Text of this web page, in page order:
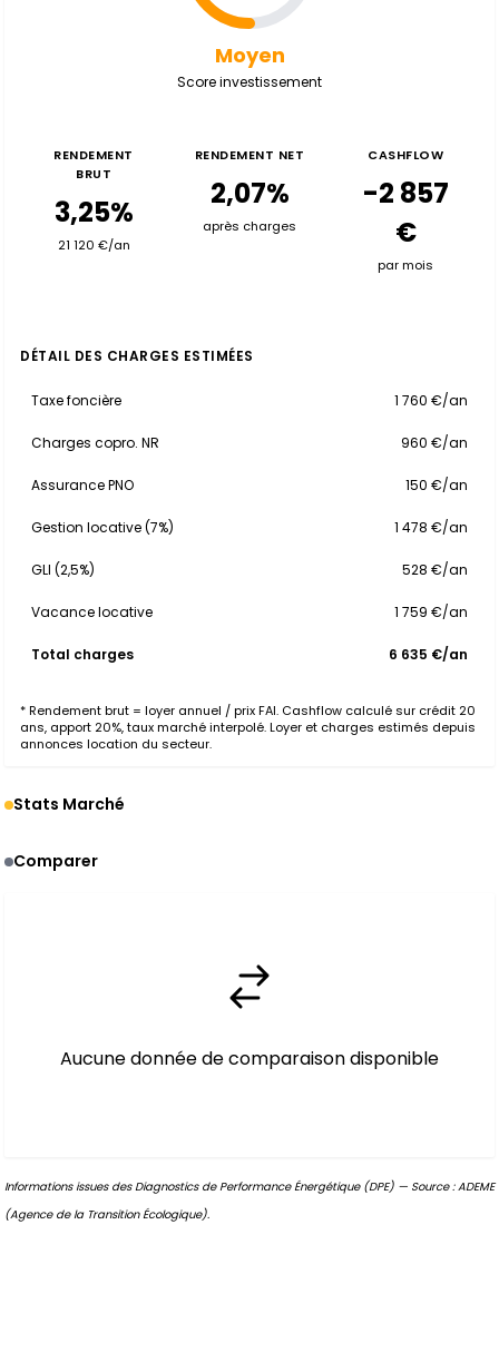
Moyen
Score investissement
RENDEMENT
BRUT
3,25%
21 120 €/an
RENDEMENT NET
2,07%
après charges
CASHFLOW
-2 857
€
par mois
DÉTAIL DES CHARGES ESTIMÉES
Taxe foncière 1 760 €/an
Charges copro. NR 960 €/an
Assurance PNO 150 €/an
Gestion locative (7%) 1 478 €/an
GLI (2,5%) 528 €/an
Vacance locative 1 759 €/an
Total charges 6 635 €/an
* Rendement brut = loyer annuel / prix FAI. Cashflow calculé sur crédit 20
ans, apport 20%, taux marché interpolé. Loyer et charges estimés depuis
annonces location du secteur.
Stats Marché
Comparer
Aucune donnée de comparaison disponible
Informations issues des Diagnostics de Performance Énergétique (DPE) — Source : ADEME
(Agence de la Transition Écologique).